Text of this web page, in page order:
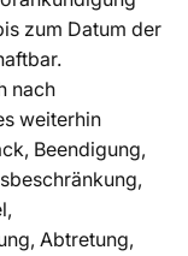
zum Datum der
nach
weiterhin
Beendigung,
Abtretung,